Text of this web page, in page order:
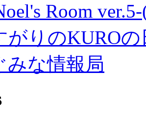
Room
がりのKURO
みな情報局